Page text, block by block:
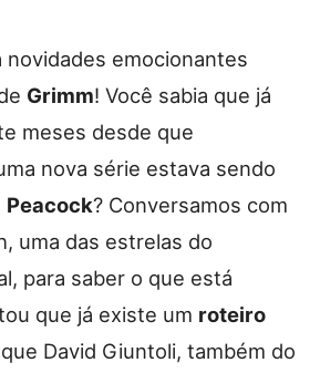
novidades emocionantes
Grimm! Você sabia que já
meses desde que
nova série estava sendo
Peacock? Conversamos com
uma das estrelas do
para saber o que está
que já existe um roteiro
David Giuntoli, também do